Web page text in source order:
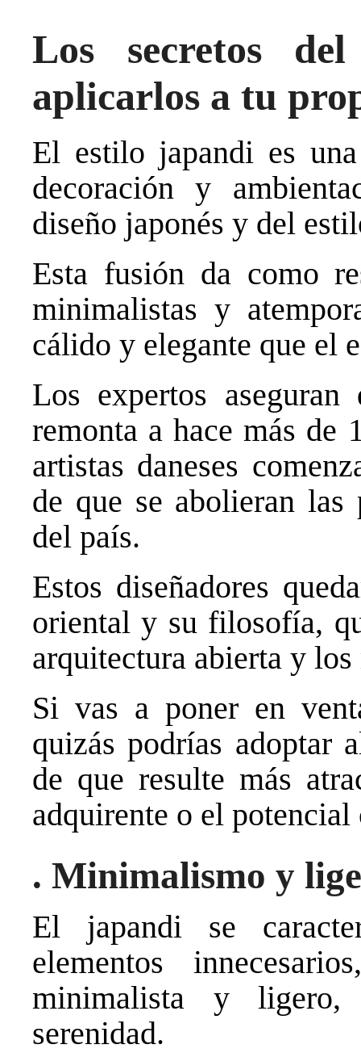
Los secretos
aplicarlos a tu
El estilo japandi es
decoración y
diseño japonés y del
Esta fusión da como
minimalistas y
cálido y elegante que el
Los expertos
remonta a hace más de
artistas daneses
de que se abolieran las
del país.
Estos diseñadores
oriental y su filosofía,
arquitectura abierta y los
Si vas a poner en
quizás podrías adoptar
de que resulte más
adquirente o el potencial
. Minimalismo y
El japandi se
elementos
minimalista y ligero,
serenidad.